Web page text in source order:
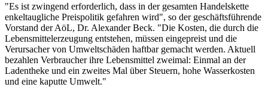
"Es ist zwingend erforderlich, dass in der gesamten Handelskette
enkeltaugliche Preispolitik gefahren wird", so der geschäftsführende
Vorstand der AöL, Dr. Alexander Beck. "Die Kosten, die durch die
Lebensmittelerzeugung entstehen, müssen eingepreist und die
Verursacher von Umweltschäden haftbar gemacht werden. Aktuell
bezahlen Verbraucher ihre Lebensmittel zweimal: Einmal an der
Ladentheke und ein zweites Mal über Steuern, hohe Wasserkosten
und eine kaputte Umwelt."